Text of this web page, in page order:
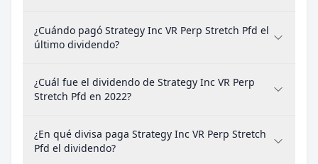
¿Cuándo pagó Strategy Inc VR Perp Stretch Pfd el
último dividendo?
¿Cuál fue el dividendo de Strategy Inc VR Perp
Stretch Pfd en 2022?
¿En qué divisa paga Strategy Inc VR Perp Stretch
Pfd el dividendo?